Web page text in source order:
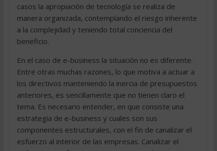
casos la apropiación de tecnología se realiza de
manera organizada, contemplando el riesgo inherente
a la complejidad y teniendo total conciencia del
beneficio.
En el caso de e-business la situación no es diferente.
Entre otras muchas razones, lo que motiva a actuar a
los directivos manteniendo la inercia de presupuestos
anteriores, es sencillamente que no tienen claro el
tema. Es necesario entender, en que consiste una
estrategia de e-business y cuales son sus
componentes estructurales, con el fin de canalizar el
esfuerzo al interior de las empresas. Canalizar el